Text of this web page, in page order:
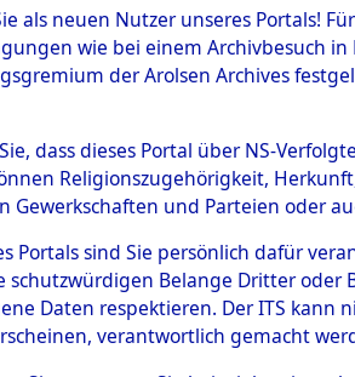
auf dem
zur
als neuen Nutzer unseres Portals!
wie bei einem Archivbesuch
der Arolsen Archives
dass dieses Portal über NS-
Religionszugehörigkeit,
Gewerkschaften und Parteien oder
Portals sind Sie persönlich dafür
schutzwürdigen Belange Dritter
Daten respektieren. Der ITS
verantwortlich gemacht